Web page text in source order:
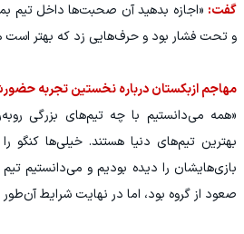
گفت: «اجازه بدهید آن صحبت‌ها داخل تیم
و تحت فشار بود و حرف‌هایی زد که بهتر است
مهاجم ازبکستان درباره نخستین تجربه
«همه می‌دانستیم با چه تیم‌های بزرگی
بهترین تیم‌های دنیا هستند. خیلی‌ها کنگو
بازی‌هایشان را دیده بودیم و می‌دانستیم
صعود از گروه بود، اما در نهایت شرایط